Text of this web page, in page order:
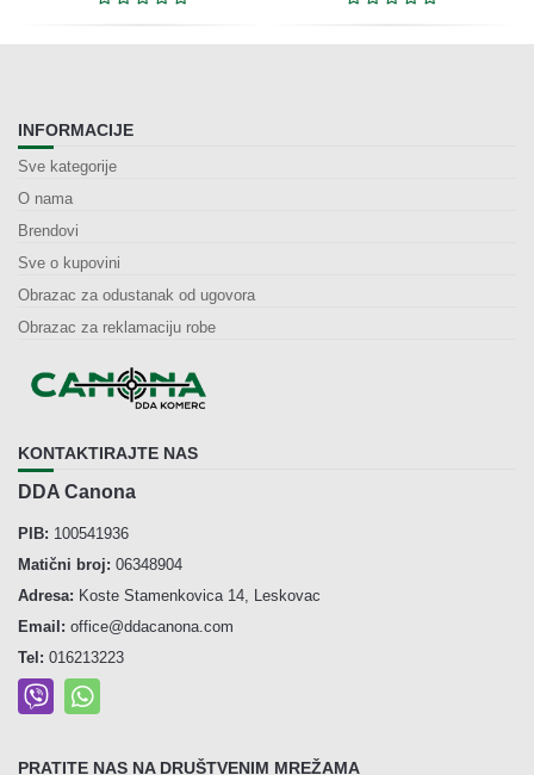
INFORMACIJE
Sve kategorije
O nama
Brendovi
Sve o kupovini
Obrazac za odustanak od ugovora
Obrazac za reklamaciju robe
KONTAKTIRAJTE NAS
DDA Canona
PIB: 100541936
Matični broj: 06348904
Adresa: Koste Stamenkovica 14, Leskovac
Email: office@ddacanona.com
Tel: 016213223
PRATITE NAS NA DRUŠTVENIM MREŽAMA